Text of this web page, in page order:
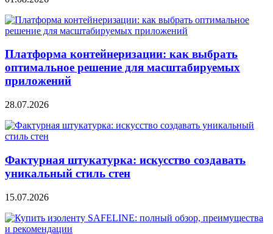
Платформа контейнеризации: как выбрать
оптимальное решение для масштабируемых
приложений
28.07.2026
Фактурная штукатурка: искусство создавать
уникальный стиль стен
15.07.2026